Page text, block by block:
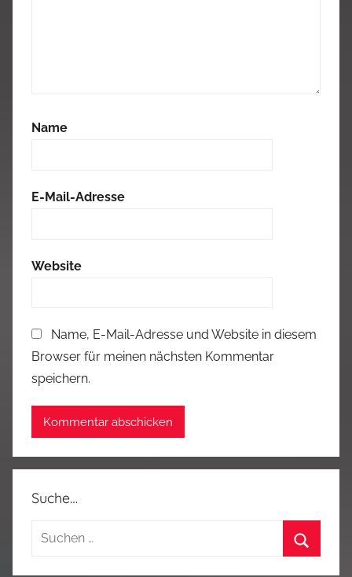
Name
E-Mail-Adresse
Website
Name, E-Mail-Adresse und Website in diesem
Browser für meinen nächsten Kommentar
speichern.
Suche…
Suchen